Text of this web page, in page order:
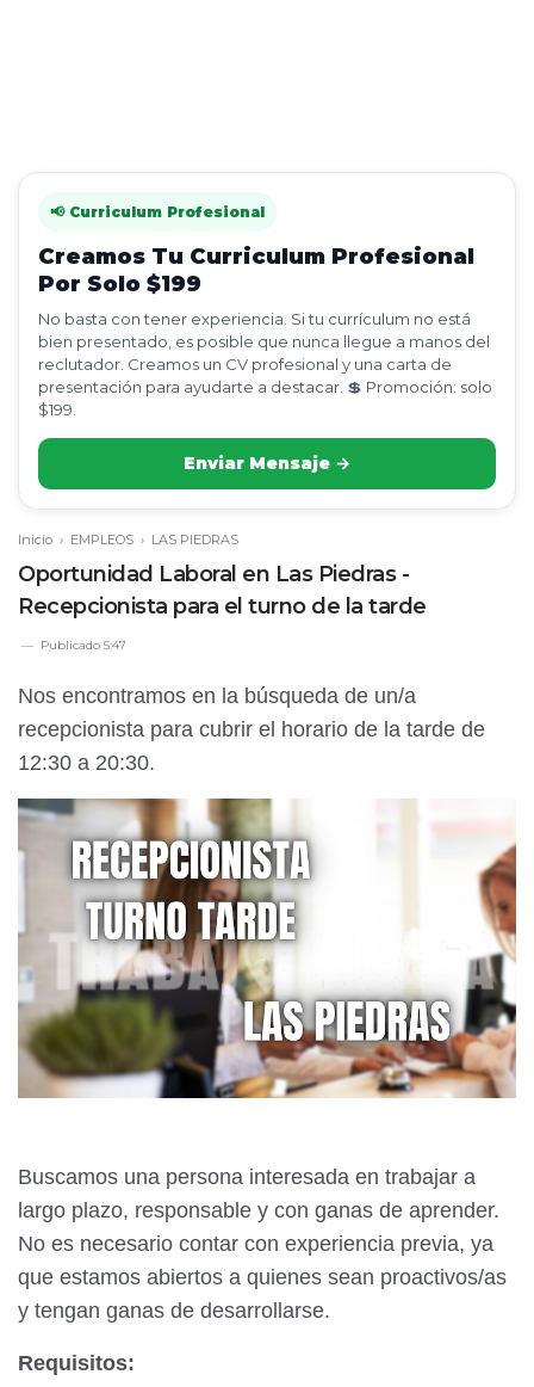
📢 Curriculum Profesional
Creamos Tu Curriculum Profesional
Por Solo $199
No basta con tener experiencia. Si tu currículum no está
bien presentado, es posible que nunca llegue a manos del
reclutador. Creamos un CV profesional y una carta de
presentación para ayudarte a destacar. 💲 Promoción: solo
$199.
Enviar Mensaje →
Inicio › EMPLEOS › LAS PIEDRAS
Oportunidad Laboral en Las Piedras -
Recepcionista para el turno de la tarde
Publicado 5:47
Nos encontramos en la búsqueda de un/a
recepcionista para cubrir el horario de la tarde de
12:30 a 20:30.
Buscamos una persona interesada en trabajar a
largo plazo, responsable y con ganas de aprender.
No es necesario contar con experiencia previa, ya
que estamos abiertos a quienes sean proactivos/as
y tengan ganas de desarrollarse.
Requisitos: